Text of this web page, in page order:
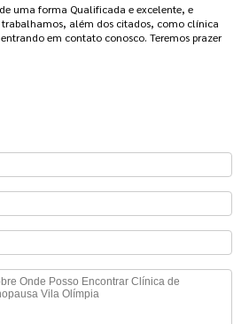
uma forma Qualificada e excelente, e
além dos citados, como clínica
em contato conosco. Teremos prazer